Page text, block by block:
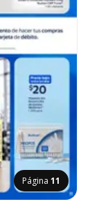
Página 11